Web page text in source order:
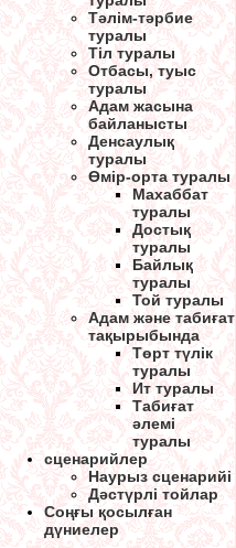
Тәлім-тәрбие
туралы
Тіл туралы
Отбасы, туыс
туралы
Адам жасына
байланысты
Денсаулық
туралы
Өмір-орта туралы
Махаббат
туралы
Достық
туралы
Байлық
туралы
Той туралы
Адам және табиғат
тақырыбында
Төрт түлік
туралы
Ит туралы
Табиғат
әлемі
туралы
сценарийлер
Наурыз сценарийі
Дәстүрлі тойлар
Соңғы қосылған
дүниелер